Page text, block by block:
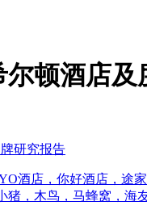
顿酒店
研究报告
酒店，你好酒店，途
，木鸟，马蜂窝，海